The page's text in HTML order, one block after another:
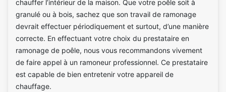
chauffer l’intérieur de la maison. Que votre poêle soit à
granulé ou à bois, sachez que son travail de ramonage
devrait effectuer périodiquement et surtout, d’une manière
correcte. En effectuant votre choix du prestataire en
ramonage de poêle, nous vous recommandons vivement
de faire appel à un ramoneur professionnel. Ce prestataire
est capable de bien entretenir votre appareil de
chauffage.